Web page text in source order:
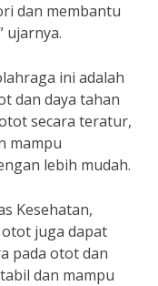
dan membantu
ujarnya.
ini adalah
dan daya tahan
secara teratur,
mampu
lebih mudah.
Kesehatan,
juga dapat
pada otot dan
dan mampu